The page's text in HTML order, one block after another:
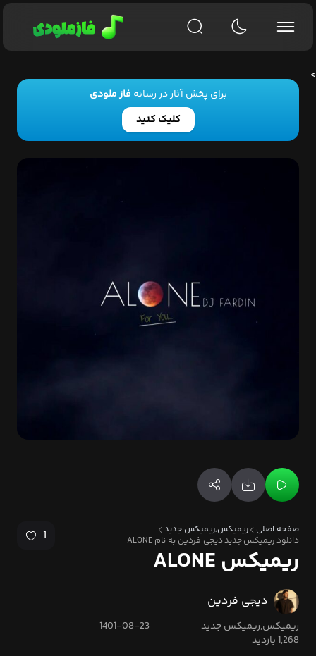
برای پخش آثار در رسانهفاز ملودی
کلیک کنید
صفحه اصلی
ریمیکس,ریمیکس جدید
دانلود ریمیکس جدید دیجی فردین به نام ALONE
1
ریمیکس ALONE
دیجی فردین
ریمیکس,ریمیکس جدید
1401-08-23
1,268 بازدید
>